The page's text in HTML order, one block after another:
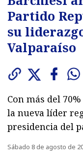
Partido
su
Valparaíso
Con más del
la nueva líder
presidencia del
Sábado 8 de agosto de